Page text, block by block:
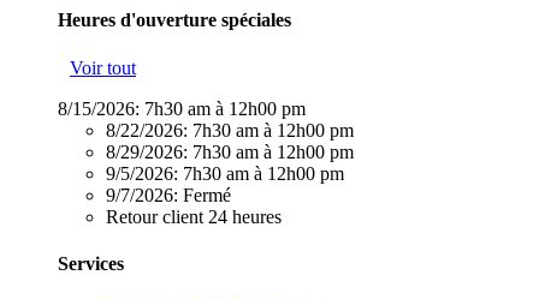
Heures d'ouverture spéciales
Voir tout
8/15/2026: 7h30 am à 12h00 pm
8/22/2026: 7h30 am à 12h00 pm
8/29/2026: 7h30 am à 12h00 pm
9/5/2026: 7h30 am à 12h00 pm
9/7/2026: Fermé
Retour client 24 heures
Services